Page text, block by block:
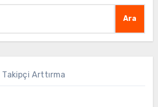
Ara
Arttırma